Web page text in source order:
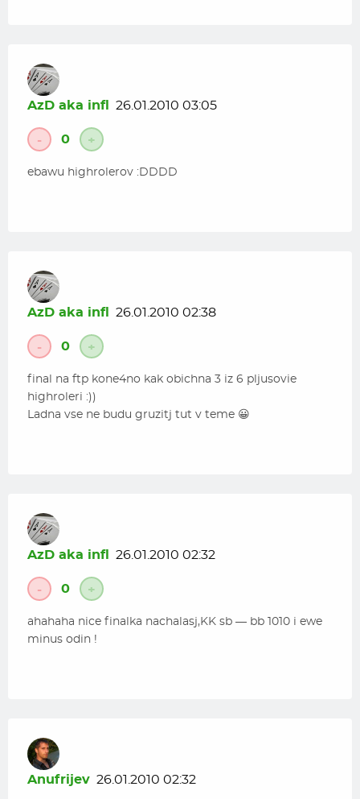
AzD aka infl 26.01.2010 03:05
- 0 +
ebawu highrolerov :DDDD
AzD aka infl 26.01.2010 02:38
- 0 +
final na ftp kone4no kak obichna 3 iz 6 pljusovie
highroleri :))
Ladna vse ne budu gruzitj tut v teme 😀
AzD aka infl 26.01.2010 02:32
- 0 +
ahahaha nice finalka nachalasj,KK sb — bb 1010 i ewe
minus odin !
Anufrijev 26.01.2010 02:32